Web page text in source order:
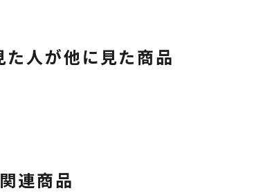
た人が他に見た商品
関連商品